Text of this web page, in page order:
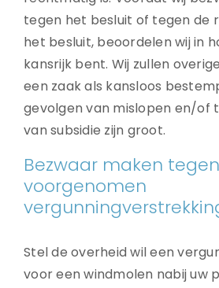
tegen het besluit of tegen de
het besluit, beoordelen wij in
kansrijk bent. Wij zullen
een zaak als kansloos
gevolgen van mislopen en/of
van subsidie zijn groot.
Bezwaar maken tegen een
voorgenomen
Stel de overheid wil een
voor een windmolen nabij uw